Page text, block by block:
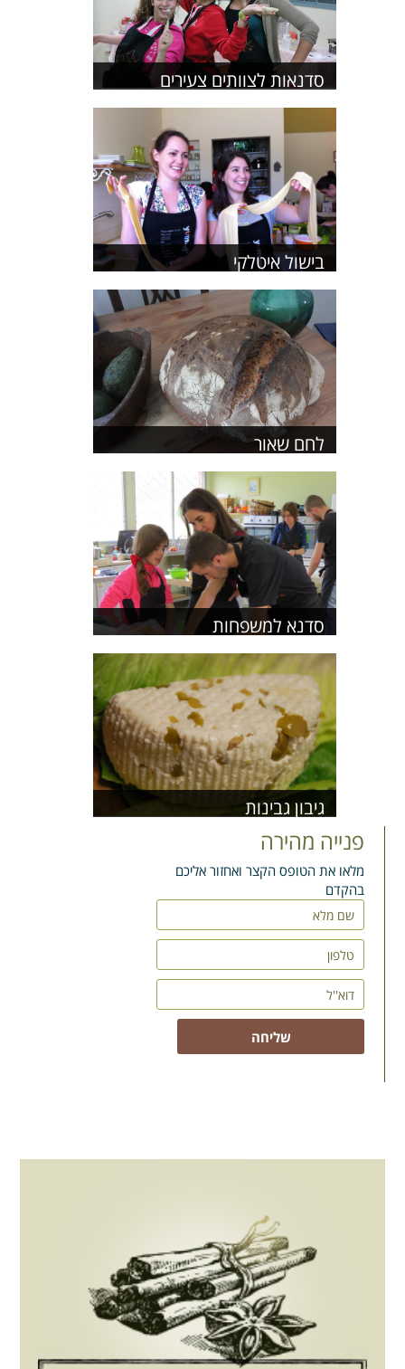
סדנאות לצוותים צעירים
בישול איטלקי
לחם שאור
סדנא למשפחות
גיבון גבינות
פנייה מהירה
מלאו את הטופס הקצר ואחזור אליכם
בהקדם